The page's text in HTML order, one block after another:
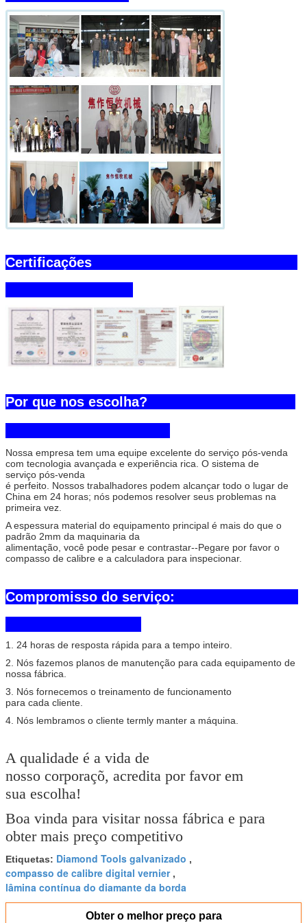
Submeter
Certificações
Por que nos escolha?
Nossa empresa tem uma equipe excelente do serviço pós-venda
com tecnologia avançada e experiência rica. O sistema de
serviço pós-venda
é perfeito. Nossos trabalhadores podem alcançar todo o lugar de
China em 24 horas; nós podemos resolver seus problemas na
primeira vez.
A espessura material do equipamento principal é mais do que o
padrão 2mm da maquinaria da
alimentação, você pode pesar e contrastar--Pegare por favor o
compasso de calibre e a calculadora para inspecionar.
Compromisso do serviço:
1. 24 horas de resposta rápida para a tempo inteiro.
2. Nós fazemos planos de manutenção para cada equipamento de
nossa fábrica.
3. Nós fornecemos o treinamento de funcionamento
para cada cliente.
4. Nós lembramos o cliente termly manter a máquina.
A qualidade é a vida de
nosso corporaçõ, acredita por favor em
sua escolha!
Boa vinda para visitar nossa fábrica e para
obter mais preço competitivo
Etiquetas: Diamond Tools galvanizado ,
compasso de calibre digital vernier,
lâmina contínua do diamante da borda
Obter o melhor preço para